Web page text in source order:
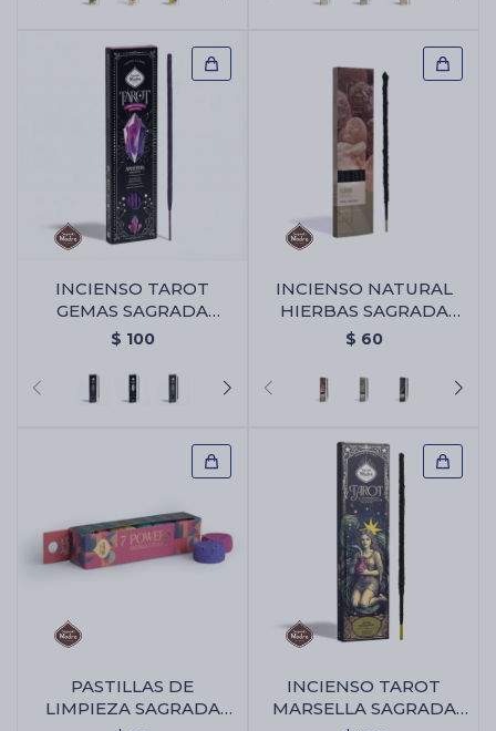
INCIENSO TAROT
GEMAS SAGRADA
MADRE X6 - Amatista -
$ 100
INCIENSO NATURAL
HIERBAS SAGRADA
MADRE X6 - Olibano
$ 60
PASTILLAS DE
LIMPIEZA SAGRADA
INCIENSO TAROT
MARSELLA SAGRADA